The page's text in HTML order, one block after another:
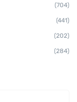
(704)
(441)
(202)
(284)